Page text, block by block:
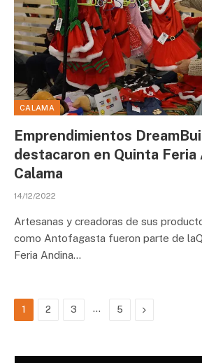
CALAMA
Emprendimientos
destacaron en Quinta Feria
Calama
14/12/2022
Artesanas y creadoras de sus
como Antofagasta fueron parte de
Feria Andina…
1 2 3 … 5 Next